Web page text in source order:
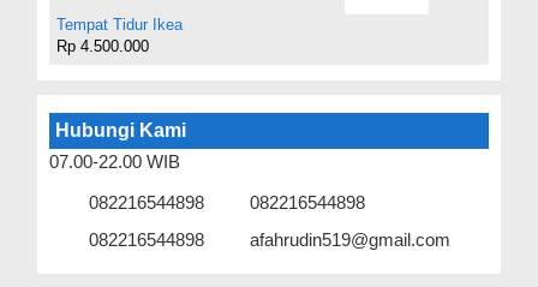
Tempat Tidur Ikea
Rp 4.500.000
Hubungi Kami
07.00-22.00 WIB
082216544898
082216544898
082216544898
afahrudin519@gmail.com